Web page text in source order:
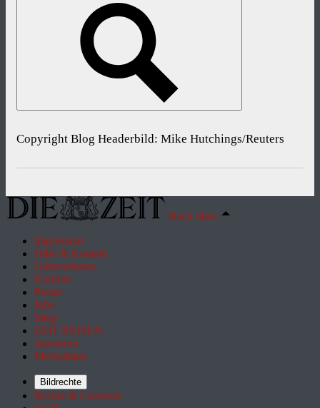
Copyright Blog Headerbild: Mike Hutchings/Reuters
Nach oben
Impressum
Hilfe & Kontakt
Unternehmen
Karriere
Presse
Jobs
Shop
ZEIT REISEN
Inserieren
Mediadaten
Bildrechte
Rechte & Lizenzen